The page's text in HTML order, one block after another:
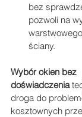
bez
pozwoli na
ściany.
Wybór okien bez
doświadczenia
droga do
kosztownych